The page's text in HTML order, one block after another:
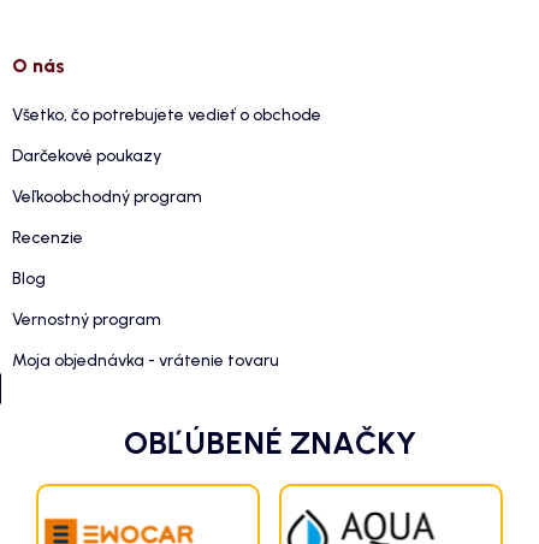
O nás
Všetko, čo potrebujete vedieť o obchode
Darčekové poukazy
Veľkoobchodný program
Recenzie
Blog
Vernostný program
Moja objednávka - vrátenie tovaru
OBĽÚBENÉ ZNAČKY